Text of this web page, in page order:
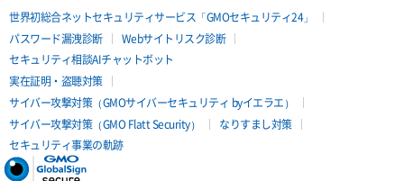
世界初総合ネットセキュリティサービス「GMOセキュリティ24」
パスワード漏洩診断
Webサイトリスク診断
セキュリティ相談AIチャットボット
実在証明・盗聴対策
サイバー攻撃対策（GMOサイバーセキュリティ byイエラエ）
サイバー攻撃対策（GMO Flatt Security）
なりすまし対策
セキュリティ事業の軌跡